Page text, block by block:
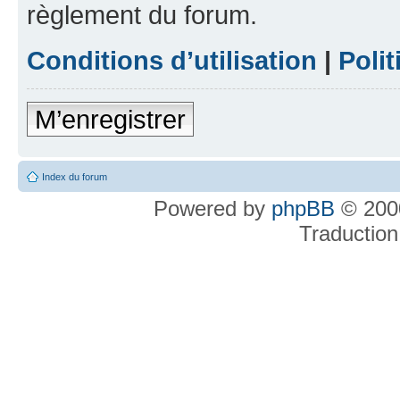
règlement du forum.
Conditions d’utilisation |
M’enregistrer
Index du forum
Powered by phpBB ©